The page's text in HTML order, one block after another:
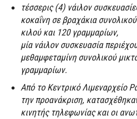
τέσσερις (4) νάιλον
κοκαΐνη σε βραχάκια
κιλού και 120 γραμμαρίων,
μία νάιλον συσκευασία
μεθαμφεταμίνη συνολικού
γραμμαρίων.
Από το Κεντρικό Λιμεναρχείο
την προανάκριση,
κινητής τηλεφωνίας και οι